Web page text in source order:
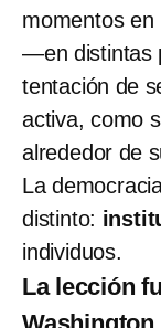
momentos en
—en distintas
tentación de
activa, como
alrededor de
La
distinto:
individuos.
La lección